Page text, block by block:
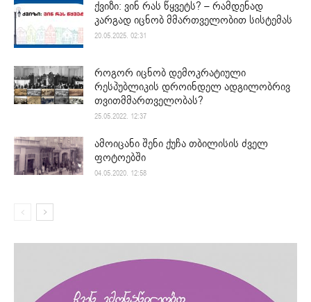
ქვიზი: ვინ რას წყვეტს? – რამდენად
კარგად იცნობ მმართველობით სისტემას
20.05.2025. 02:31
როგორ იცნობ დემოკრატიული
რესპუბლიკის დროინდელ ადგილობრივ
თვითმმართველობას?
25.05.2022. 12:37
ამოიცანი შენი ქუჩა თბილისის ძველ
ფოტოებში
04.05.2020. 12:58